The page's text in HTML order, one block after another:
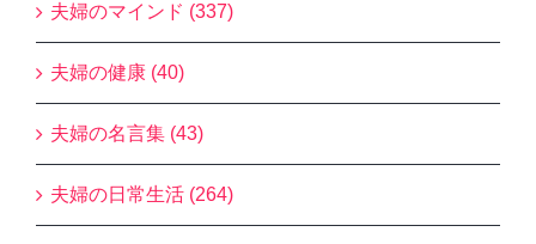
夫婦のマインド (337)
夫婦の健康 (40)
夫婦の名言集 (43)
夫婦の日常生活 (264)